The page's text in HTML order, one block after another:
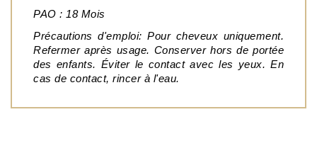
PAO : 18 Mois
Précautions d'emploi: Pour cheveux uniquement.
Refermer après usage. Conserver hors de portée
des enfants. Éviter le contact avec les yeux. En
cas de contact, rincer à l'eau.